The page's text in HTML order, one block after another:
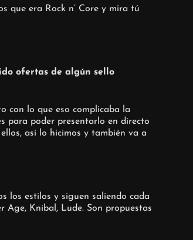
que era Rock n’ Core y mira tú
ofertas de algún sello
con lo que eso complicaba la
para poder presentarlo en directo
así lo hicimos y también va a
los estilos y siguen saliendo cada
Knibal, Lude. Son propuestas